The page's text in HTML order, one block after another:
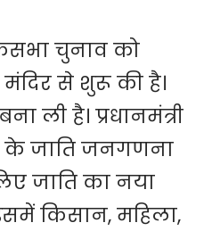
चुनाव को
मंदिर से शुरू की है।
ली है। प्रधानमंत्री
के जाति जनगणना
जाति का नया
किसान, महिला,